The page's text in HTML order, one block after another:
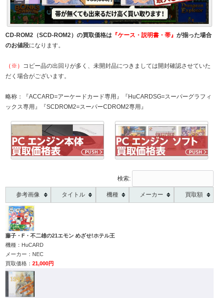
CD-ROM2（SCD-ROM2）の買取価格は 『ケース・説明書・帯』が揃った場合
のお値段になります。
（※）
コピー品の出回りが多く、未開封品につきましては開封確認させていた
だく場合がございます。
略称：『ACCARD=アーケードカード専用』『HuCARDSG=スーパーグラフィ
ックス専用』『SCDROM2=スーパーCDROM2専用』
検索:
参考画像 タイトル 機種 メーカー 買取額
藤子・F・不二雄の21エモン めざせ!ホテル王
HuCARD
NEC
21,000円